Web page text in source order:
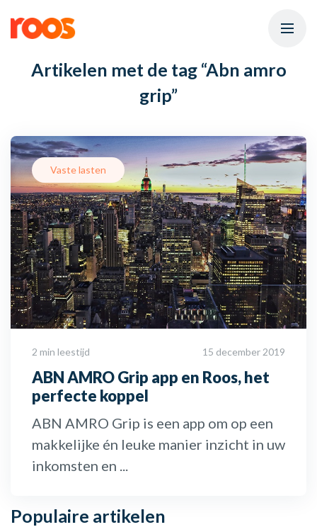
Artikelen met de tag “Abn amro
grip”
Vaste lasten
2 min leestijd 15 december 2019
ABN AMRO Grip app en Roos, het
perfecte koppel
ABN AMRO Grip is een app om op een
makkelijke én leuke manier inzicht in uw
inkomsten en ...
Populaire artikelen